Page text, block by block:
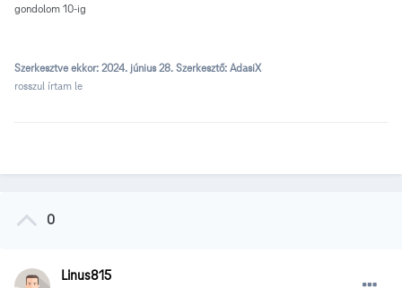
gondolom 10-ig
Szerkesztve ekkor: 2024. június 28. Szerkesztő: AdasiX
rosszul írtam le
0
Linus815